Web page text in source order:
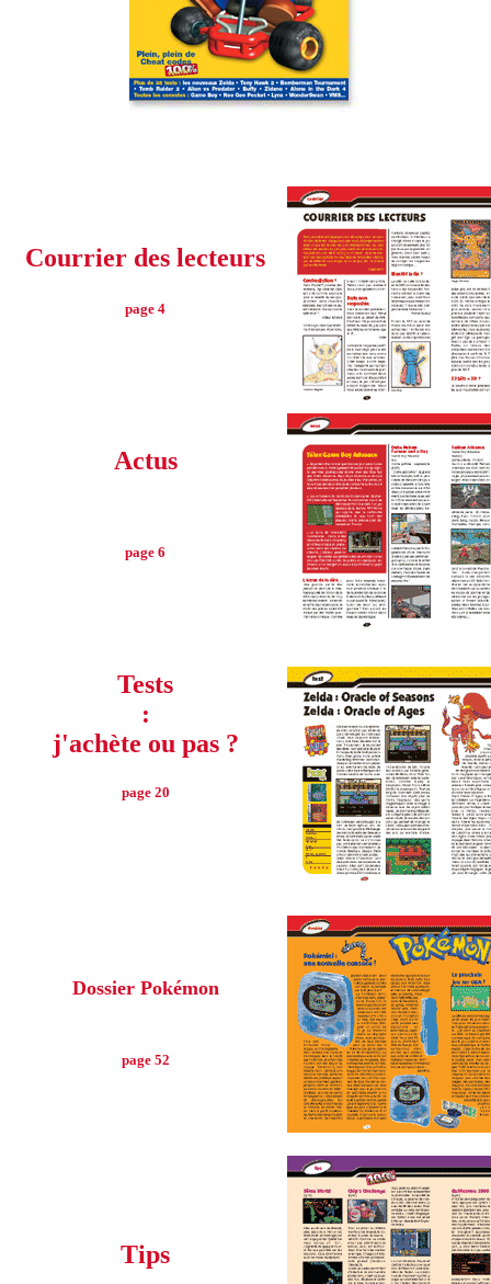
Courrier des lecteurs
page 4
Actus
page 6
Tests
:
j'achète ou pas ?
page 20
Dossier Pokémon
page 52
Tips